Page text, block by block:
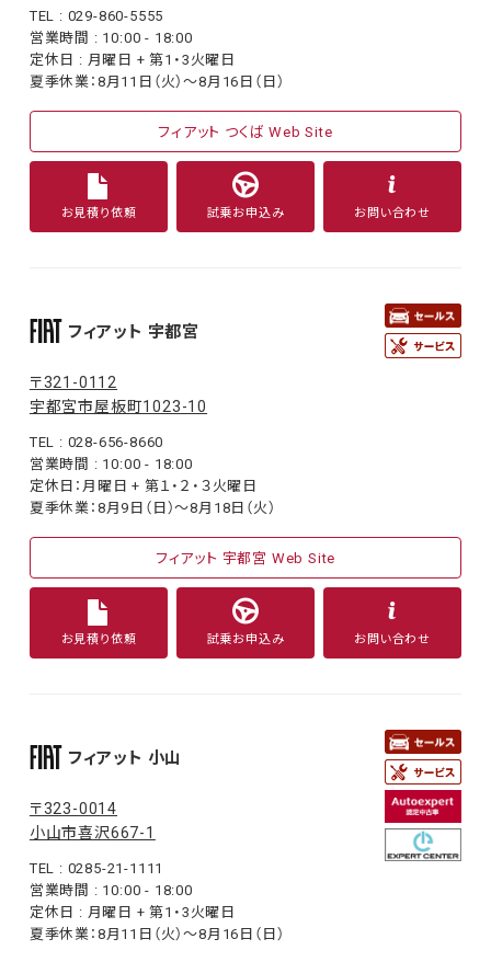
TEL : 029-860-5555
営業時間 : 10:00 - 18:00
定休日 : 月曜日 + 第1・3火曜日
夏季休業：8月11日（火）〜8月16日（日）
フィアット つくば Web Site
お見積り依頼 試乗お申込み お問い合わせ
フィアット 宇都宮
〒321-0112
宇都宮市屋板町1023-10
TEL : 028-656-8660
営業時間 : 10:00 - 18:00
定休日：月曜日 + 第１・２・３火曜日
夏季休業：8月9日（日）〜8月18日（火）
フィアット 宇都宮 Web Site
お見積り依頼 試乗お申込み お問い合わせ
フィアット 小山
〒323-0014
小山市喜沢667-1
TEL : 0285-21-1111
営業時間 : 10:00 - 18:00
定休日 : 月曜日 + 第1・3火曜日
夏季休業：8月11日（火）〜8月16日（日）